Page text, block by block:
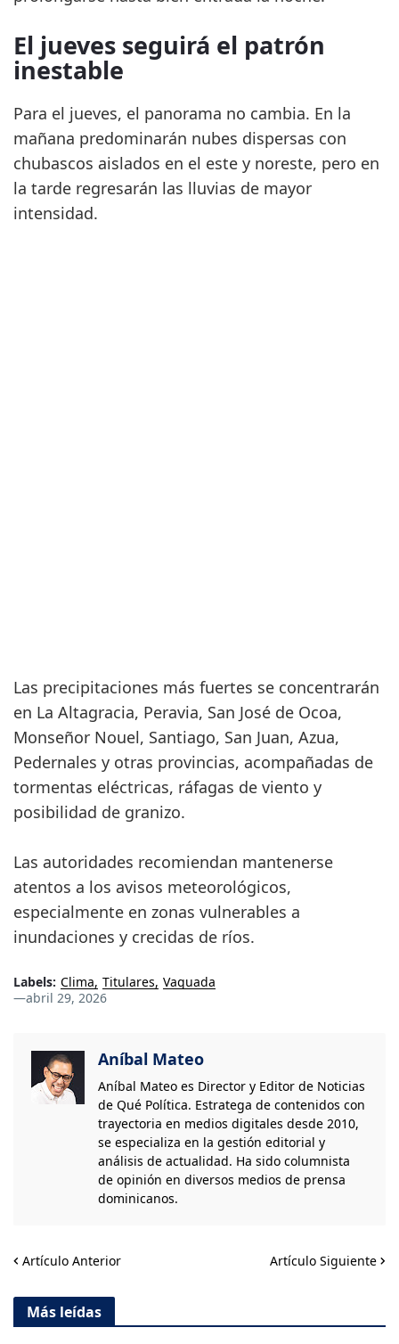
El jueves seguirá el patrón
inestable
Para el jueves, el panorama no cambia. En la
mañana predominarán nubes dispersas con
chubascos aislados en el este y noreste, pero en
la tarde regresarán las lluvias de mayor
intensidad.
Las precipitaciones más fuertes se concentrarán
en La Altagracia, Peravia, San José de Ocoa,
Monseñor Nouel, Santiago, San Juan, Azua,
Pedernales y otras provincias, acompañadas de
tormentas eléctricas, ráfagas de viento y
posibilidad de granizo.
Las autoridades recomiendan mantenerse
atentos a los avisos meteorológicos,
especialmente en zonas vulnerables a
inundaciones y crecidas de ríos.
Labels: Clima Titulares Vaguada
—abril 29, 2026
Aníbal Mateo
Aníbal Mateo es Director y Editor de Noticias
de Qué Política. Estratega de contenidos con
trayectoria en medios digitales desde 2010,
se especializa en la gestión editorial y
análisis de actualidad. Ha sido columnista
de opinión en diversos medios de prensa
dominicanos.
Artículo Anterior Artículo Siguiente
Más leídas